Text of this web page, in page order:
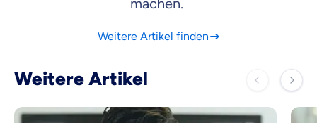
machen.
Weitere Artikel finden
Weitere Artikel